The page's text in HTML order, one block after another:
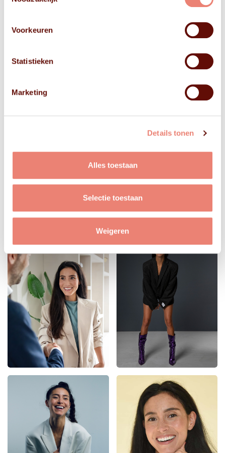
Voorkeuren
Statistieken
Marketing
Details tonen
Alles toestaan
Selectie toestaan
Weigeren